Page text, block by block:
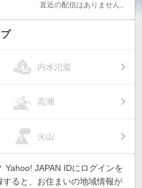
直近の配信はありません。
内水氾濫
高潮
火山
Yahoo! JAPAN IDにログインを
ると、お住まいの地域情報が